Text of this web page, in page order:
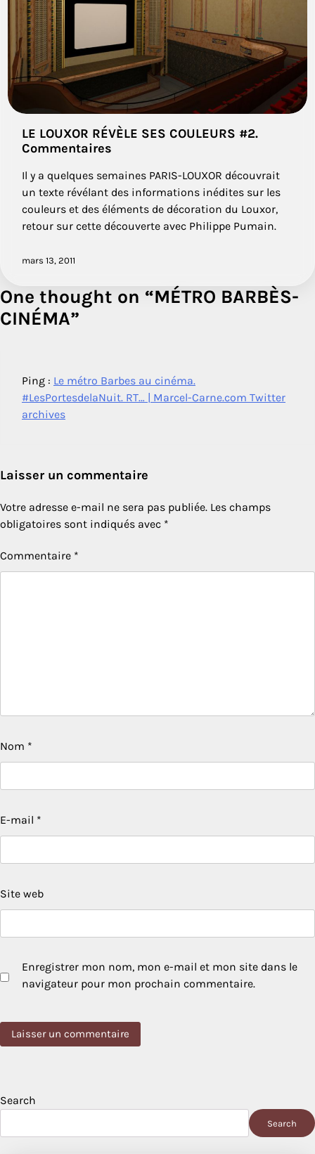
LE LOUXOR RÉVÈLE SES COULEURS #2.
Commentaires
Il y a quelques semaines PARIS-LOUXOR découvrait
un texte révélant des informations inédites sur les
couleurs et des éléments de décoration du Louxor,
retour sur cette découverte avec Philippe Pumain.
mars 13, 2011
One thought on “MÉTRO BARBÈS-
CINÉMA”
Ping : Le métro Barbes au cinéma.
#LesPortesdelaNuit. RT… | Marcel-Carne.com Twitter
archives
Laisser un commentaire
Votre adresse e-mail ne sera pas publiée. Les champs
obligatoires sont indiqués avec *
Commentaire *
Nom *
E-mail *
Site web
Enregistrer mon nom, mon e-mail et mon site dans le
navigateur pour mon prochain commentaire.
Search
Search